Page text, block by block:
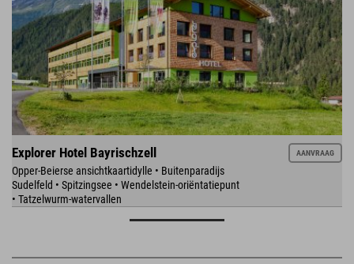
Explorer Hotel Bayrischzell
Opper-Beierse ansichtkaartidylle • Buitenparadijs
Sudelfeld • Spitzingsee • Wendelstein-oriëntatiepunt
• Tatzelwurm-watervallen
AANVRAAG